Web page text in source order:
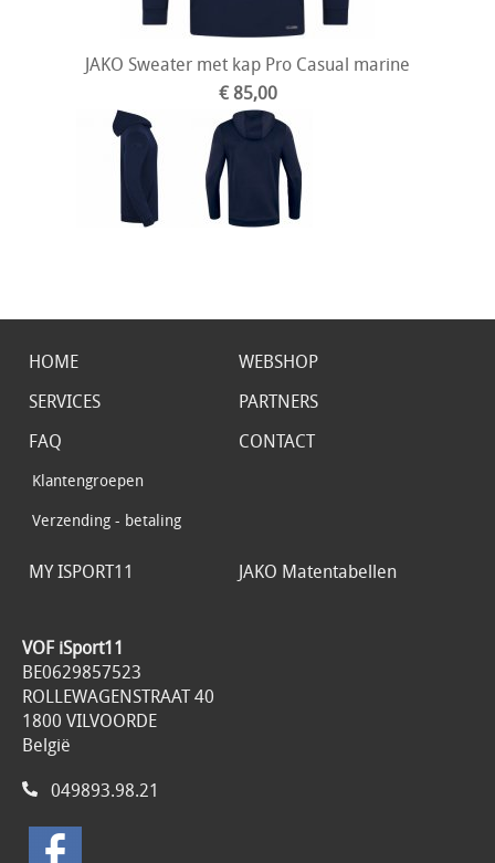
JAKO Sweater met kap Pro Casual marine
€ 85,00
HOME
WEBSHOP
SERVICES
PARTNERS
FAQ
Klantengroepen
Verzending - betaling
CONTACT
MY ISPORT11 JAKO Matentabellen
VOF iSport11
BE0629857523
ROLLEWAGENSTRAAT 40
1800 VILVOORDE
België
049893.98.21